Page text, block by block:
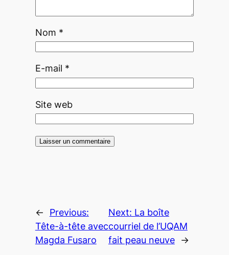
Nom *
E-mail *
Site web
←
Previous:
Tête-à-tête avec
Magda Fusaro
Next: La boîte
courriel de l’UQAM
fait peau neuve
→